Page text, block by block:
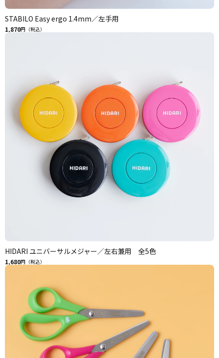
STABILO Easy ergo 1.4mm／左手用
1,870円（税込）
HIDARI ユニバーサルメジャー／左右兼用 全5色
1,680円（税込）